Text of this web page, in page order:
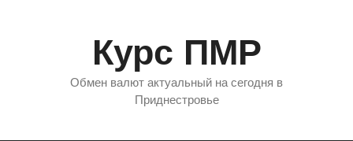
Курс ПМР
Обмен валют актуальный на сегодня в
Приднестровье